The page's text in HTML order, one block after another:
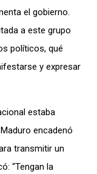
el gobierno.
a este grupo
políticos, qué
y expresar
estaba
encadenó
transmitir un
“Tengan la